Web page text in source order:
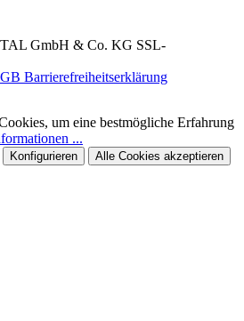
GmbH & Co. KG SSL-
Barrierefreiheitserklärung
um eine bestmögliche Erfahrung
...
Konfigurieren Alle Cookies akzeptieren